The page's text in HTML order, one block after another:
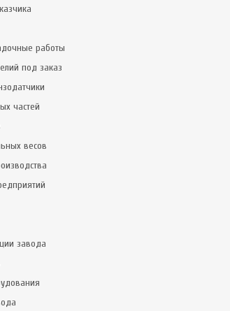
работы
под заказ
частей
весов
завода